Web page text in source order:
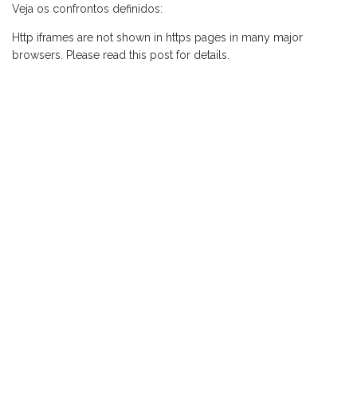
Veja os confrontos definidos:
Http iframes are not shown in https pages in many major
browsers. Please read this post for details.